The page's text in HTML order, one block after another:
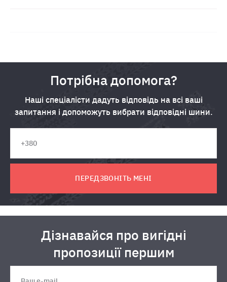
Потрібна допомога?
Наші спеціалісти дадуть відповідь на всі ваші
запитання і допоможуть вибрати відповідні шини.
ПЕРЕДЗВОНІТЬ МЕНІ
Дізнавайся про вигідні
пропозиції першим